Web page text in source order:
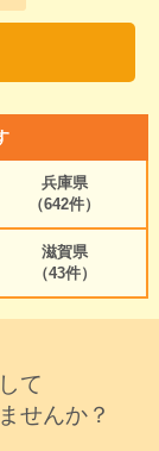
兵庫県
（642件）
滋賀県
（43件）
て
せんか？